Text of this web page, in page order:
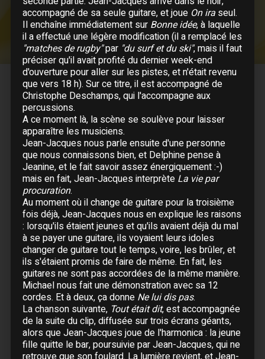
Sache que je
Pour que tu m'aimes encore
DATES COMMENTÉES
1998
Mars
18 Mars : La Réunion - Champ Fleury
19 Mars :La Réunion - Champ Fleury
20 Mars :La Réunion- Théâtre de Saint-Gilles
24 Mars :La Réunion - Théâtre de Saint-Gilles
25 Mars : La Réunion - Théâtre Luc Donnat
26 Mars :La Réunion- Théâtre de Saint-Gilles
27 Mars :La Réunion
28 Mars :La Réunion
Avril
17 Avril :Rennes- Liberté
18 Avril :Brest - Penfeld
19 Avril :Lorient- Parc Expo
20 Avril :Le Mans - Antares
21 Avril :Caen- Zénith
accompagné de sa seule guitare, et joue On iraseul.
Il enchaîne immédiatement sur Bonne idée, à laquelle
il a effectué une légère modification (il a remplacé les
"matches de rugby"par "du surf et du ski", mais il faut
préciser qu'il avait profité du dernier week-end
d'ouverture pour aller sur les pistes, et n'était revenu
que vers 18 h). Sur ce titre, il est accompagné de
Christophe Deschamps, qui l'accompagne aux
percussions.
A ce moment là, la scène se soulève pour laisser
apparaître les musiciens.
Jean-Jacques nous parle ensuite d'une personne
que nous connaissons bien, et Delphine pense à
Jeanine, et le fait savoir assez énergiquement :-)
mais en fait, Jean-Jacques interprète La vie par
procuration.
Au moment où il change de guitare pour la troisième
fois déjà, Jean-Jacques nous en explique les raisons
: lorsqu'ils étaient jeunes et qu'ils avaient déjà du mal
à se payer une guitare, ils voyaient leurs idoles
changer de guitare tout le temps, voire, les brûler, et
ils s'étaient promis de faire de même. En fait, les
guitares ne sont pas accordées de la même manière.
Michael nous fait une démonstration avec sa 12
cordes. Et à deux, ça donne Ne lui dis pas.
La chanson suivante, Tout était dit, est accompagnée
de la suite du clip, diffusée sur trois écrans géants,
alors que Jean-Jacques joue de l'harmonica : la jeune
fille quitte le bar, poursuivie par Jean-Jacques, qui ne